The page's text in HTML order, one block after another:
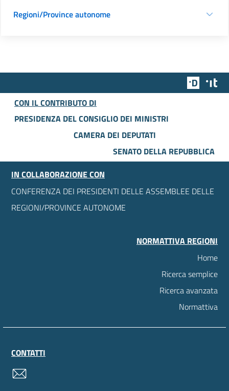
Regioni/Province autonome
Team
CON IL CONTRIBUTO DI
PRESIDENZA DEL CONSIGLIO DEI MINISTRI
CAMERA DEI DEPUTATI
SENATO DELLA REPUBBLICA
IN COLLABORAZIONE CON
CONFERENZA DEI PRESIDENTI DELLE ASSEMBLEE DELLE
REGIONI/PROVINCE AUTONOME
NORMATTIVA REGIONI
Home
Ricerca semplice
Ricerca avanzata
Normattiva
CONTATTI